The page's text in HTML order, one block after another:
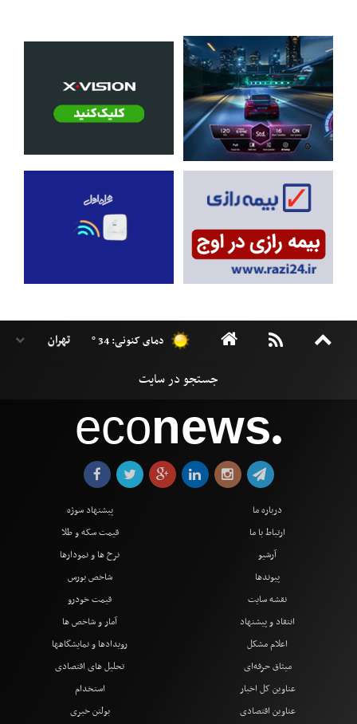
دمای کنونی: 34 °
econews●
درباره ما
ارتباط با ما
آرشیو
پیوندها
نقشه سایت
انتقاد و پیشنهاد
اعلام مشکل
میثاق حرفه‌ای
پیشنهاد سوژه
قیمت سکه و طلا
نرخ ها و نمودارها
شاخص بورس
قیمت خودرو
آمار و شاخص ها
رویدادها و نمایشگاهها
تحلیل های اقتصادی
عناوین کل اخبار
عناوین اقتصادی
استخدام
بولتن خبری